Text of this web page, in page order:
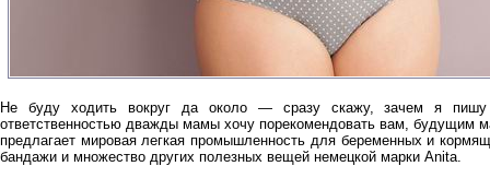
Не буду ходить вокруг да около — сразу скажу, зачем я
ответственностью дважды мамы хочу порекомендовать вам, будущим
предлагает мировая легкая промышленность для беременных и
бандажи и множество других полезных вещей немецкой марки Anita.